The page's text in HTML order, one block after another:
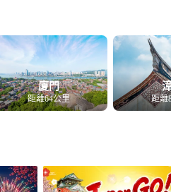
廈門
距離64公里 距離